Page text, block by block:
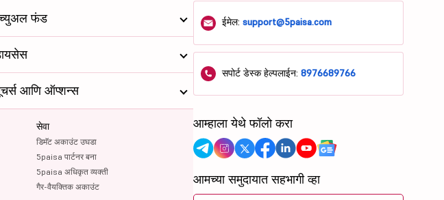
फंड
सेवा
डिमॅट अकाउंट उघडा
5paisa पार्टनर बना
5paisa अधिकृत व्यक्ती
गैर-वैयक्तिक अकाउंट
आणि ऑप्शन्स
ईमेल:support@5paisa.com
सपोर्ट डेस्क हेल्पलाईन:8976689766
आम्हाला येथे फॉलो करा
आमच्या समुदायात सहभागी व्हा